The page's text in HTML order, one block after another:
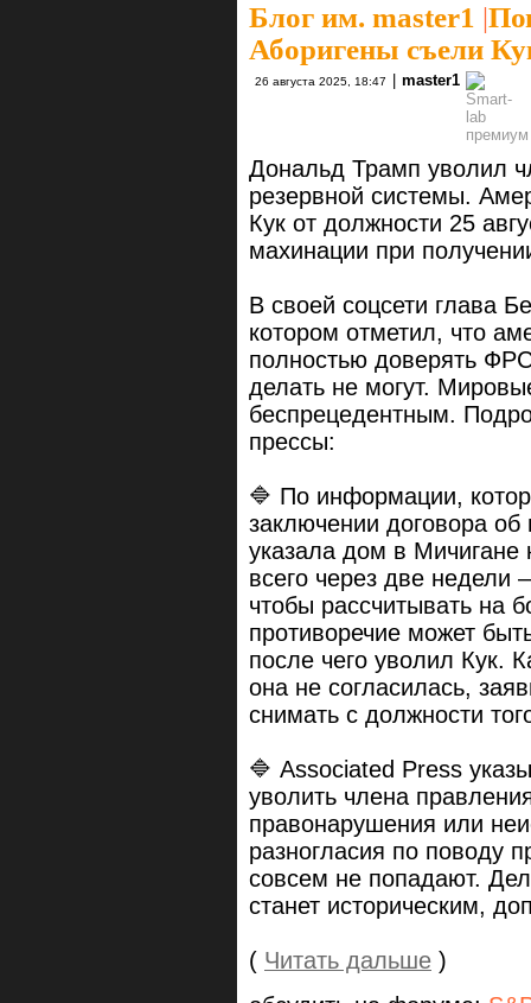
Блог им. master1 |
Аборигены съели
26 августа 2025, 18:47 master1
Дональд Трамп уволил
резервной системы.
Кук от должности 25
махинации при
В своей соцсети глава
котором отметил, что
полностью доверять
делать не могут.
беспрецедентным.
прессы:
🔷 По информации,
заключении договора
указала дом в Мичигане
всего через две
чтобы рассчитывать на
противоречие может
после чего уволил Кук.
она не согласилась,
снимать с должности
🔷 Associated Press
уволить члена
правонарушения или
разногласия по поводу
совсем не попадают.
станет историческим,
( Читать дальше )